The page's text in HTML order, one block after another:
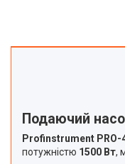
Швидкомонтажні
Обладнання для
Бурові установки
Обладнання для
сонячних панелей
Подаючий
Profinstrument PRO-
потужністю 1500 Вт,